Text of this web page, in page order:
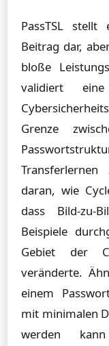
PassTSL stellt
Beitrag dar,
bloße
validiert
Grenze
daran, wie
dass Bild-zu-
Beispiele
Gebiet der
veränderte.
einem
mit minimalen
werden